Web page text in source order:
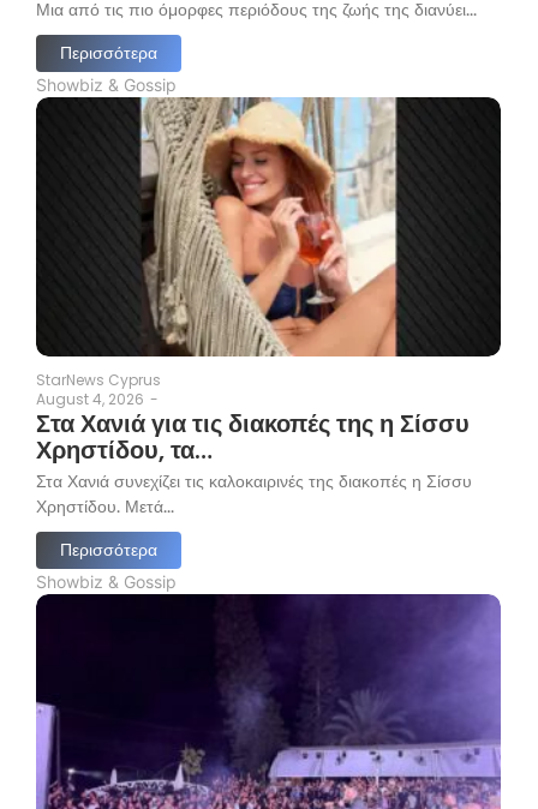
Μια από τις πιο όμορφες περιόδους της ζωής της διανύει...
Περισσότερα
Showbiz & Gossip
StarNews Cyprus
August 4, 2026 -
Στα Χανιά για τις διακοπές της η Σίσσυ
Χρηστίδου, τα…
Στα Χανιά συνεχίζει τις καλοκαιρινές της διακοπές η Σίσσυ
Χρηστίδου. Μετά...
Περισσότερα
Showbiz & Gossip